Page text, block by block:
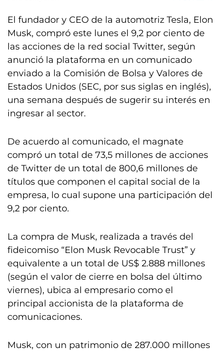
El fundador y CEO de la automotriz Tesla, Elon
Musk, compró este lunes el 9,2 por ciento de
las acciones de la red social Twitter, según
anunció la plataforma en un comunicado
enviado a la Comisión de Bolsa y Valores de
Estados Unidos (SEC, por sus siglas en inglés),
una semana después de sugerir su interés en
ingresar al sector.
De acuerdo al comunicado, el magnate
compró un total de 73,5 millones de acciones
de Twitter de un total de 800,6 millones de
títulos que componen el capital social de la
empresa, lo cual supone una participación del
9,2 por ciento.
La compra de Musk, realizada a través del
fideicomiso “Elon Musk Revocable Trust” y
equivalente a un total de US$ 2.888 millones
(según el valor de cierre en bolsa del último
viernes), ubica al empresario como el
principal accionista de la plataforma de
comunicaciones.
Musk, con un patrimonio de 287.000 millones